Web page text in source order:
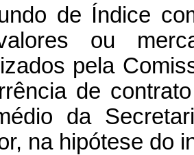
de Índice
ou
pela
de
da
na hipótese do